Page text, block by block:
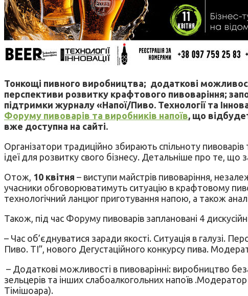
Тонкощі пивного виробництва; додаткові
перспективи розвитку крафтового пивоваріння;
підтримки журналу «Напої/Пиво. Технології та
Форуму пивоварів та виробників напоїв, що
вже доступна на сайті.
Організатори традиційно збирають спільноту
ідеї для розвитку свого бізнесу. Детальніше про те, що
Отож, 10 квітня – виступи майстрів пивоваріння,
учасники обговорюватимуть ситуацію в крафтовому
технологічний ланцюг приготування напою, а також
Також, під час Форуму пивоварів заплановані 4
– Час об’єднуватися заради якості. Ситуація в галузі.
Пиво. ТІ”, нового Дегустаційного конкурсу пива.
– Додаткові можливості в пивоварінні: виробництво
зельцерів та інших слабоалкогольних напоїв
Тімішоара).